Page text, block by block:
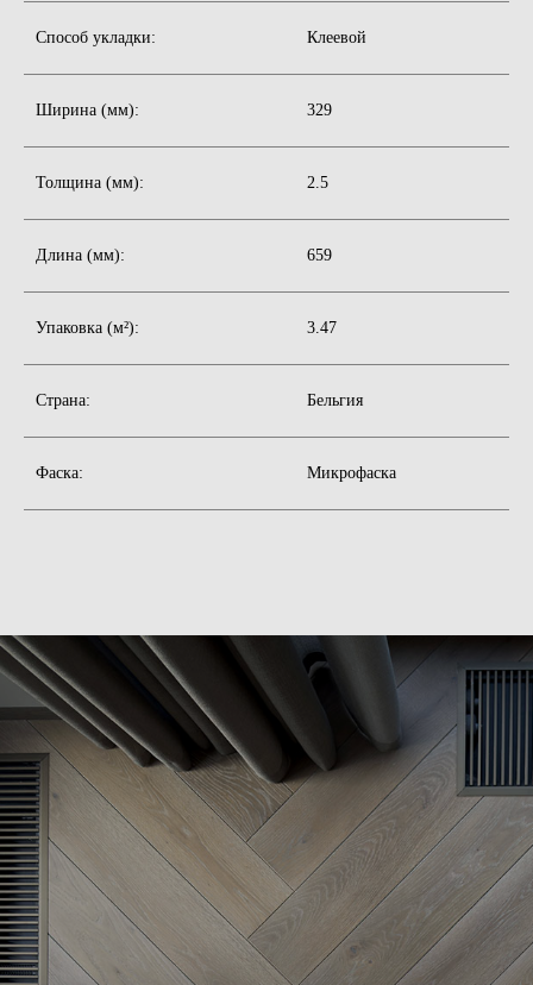
Способ укладки: Клеевой
Ширина (мм): 329
Толщина (мм): 2.5
Длина (мм): 659
Упаковка (м²): 3.47
Страна: Бельгия
Фаска: Микрофаска
Доверьте отделку вашего
интерьера профессионалам
а мы поможем с выбором, с учётом ваших